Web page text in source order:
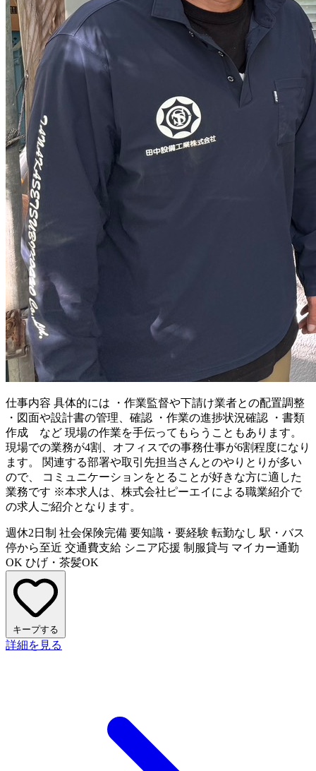
仕事内容 具体的には ・作業監督や下請け業者との配置調整
・図面や設計書の管理、確認 ・作業の進捗状況確認 ・書類
作成 など 現場の作業を手伝ってもらうこともあります。
現場での業務が4割、オフィスでの事務仕事が6割程度になり
ます。 関連する部署や取引先担当さんとのやりとりが多い
ので、 コミュニケーションをとることが好きな方に適した
業務です ※本求人は、株式会社ピーエイによる職業紹介で
の求人ご紹介となります。
週休2日制 社会保険完備 要知識・要経験 転勤なし 駅・バス
停から至近 交通費支給 シニア応援 制服貸与 マイカー通勤
OK ひげ・茶髪OK
キープする
詳細を見る